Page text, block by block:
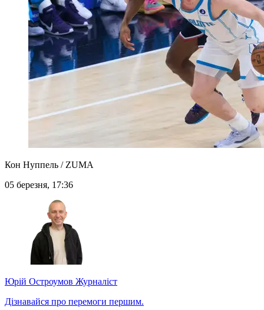
Кон Нуппель / ZUMA
05 березня, 17:36
Юрій Остроумов Журналіст
Дізнавайся про перемоги першим.